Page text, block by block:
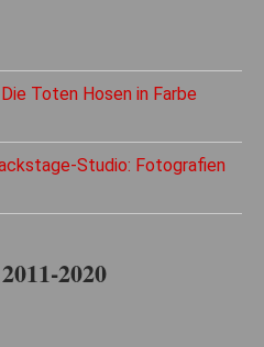
Toten Hosen in Farbe
Studio: Fotografien
2020